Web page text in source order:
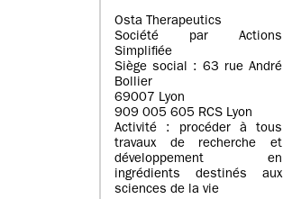
Osta Therapeutics
Société par Actions
Simplifiée
Siège social : 63 rue André
Bollier
69007 Lyon
909 005 605 RCS Lyon
Activité : procéder à tous
travaux de recherche et
développement en
ingrédients destinés aux
sciences de la vie